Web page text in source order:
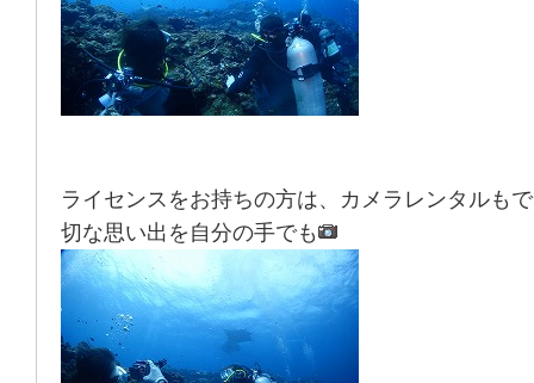
ライセンスをお持ちの方は、カメラレンタルも
切な思い出を自分の手でも